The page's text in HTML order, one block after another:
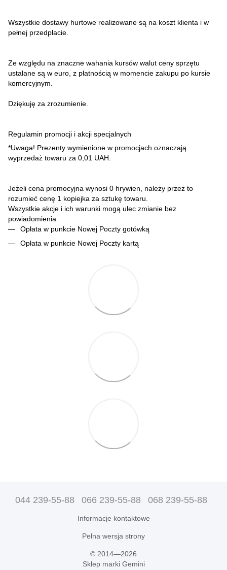
Wszystkie dostawy hurtowe realizowane są na koszt klienta i w
pełnej przedpłacie.
Ze względu na znaczne wahania kursów walut ceny sprzętu
ustalane są w euro, z płatnością w momencie zakupu po kursie
komercyjnym.
Dziękuję za zrozumienie.
Regulamin promocji i akcji specjalnych
*Uwaga! Prezenty wymienione w promocjach oznaczają
wyprzedaż towaru za 0,01 UAH.
Jeżeli cena promocyjna wynosi 0 hrywien, należy przez to
rozumieć cenę 1 kopiejka za sztukę towaru.
Wszystkie akcje i ich warunki mogą ulec zmianie bez
powiadomienia.
Opłata w punkcie Nowej Poczty gotówką
Opłata w punkcie Nowej Poczty kartą
044 239-55-88 066 239-55-88 068 239-55-88
Informacje kontaktowe
Pełna wersja strony
© 2014—2026
Sklep marki Gemini